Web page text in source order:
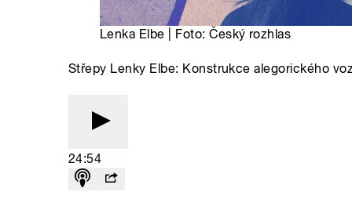
Lenka Elbe | Foto: Český rozhlas
Střepy Lenky Elbe: Konstrukce alegorického
24:54